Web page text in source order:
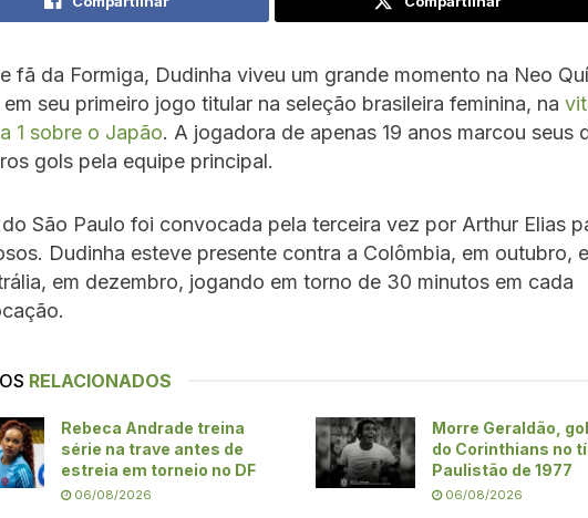
fã da Formiga, Dudinha viveu um grande momento na Neo
em seu primeiro jogo titular na seleção brasileira feminina, na
1 sobre o Japão. A jogadora de apenas 19 anos marcou seus
gols pela equipe principal.
São Paulo foi convocada pela terceira vez por Arthur Elias
Dudinha esteve presente contra a Colômbia, em outubro,
em dezembro, jogando em torno de 30 minutos em cada
RELACIONADOS
Rebeca Andrade treina
série na trave antes de
estreia em torneio no DF
06/08/2026
Morre Geraldão,
do Corinthians no
Paulistão de 1977
06/08/2026